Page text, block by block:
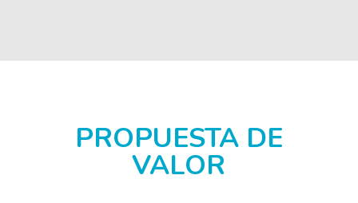
PROPUESTA DE
VALOR